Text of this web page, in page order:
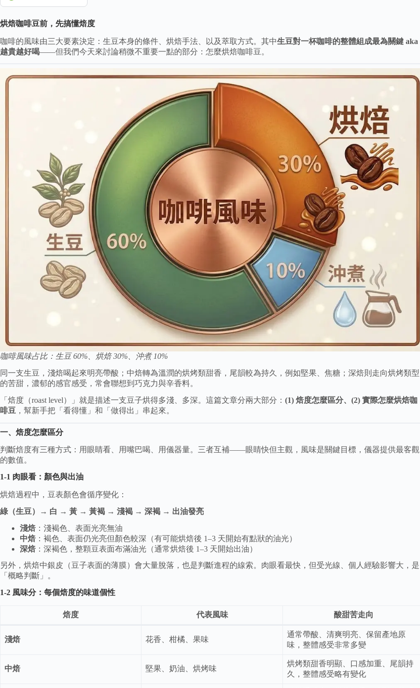
烘焙咖啡豆前，先搞懂焙度
咖啡的風味由三大要素決定：生豆本身的條件、烘焙手法、以及萃取方式。其中生豆對一杯咖啡的整體組成最為關鍵 aka
越貴越好喝——但我們今天來討論稍微不重要一點的部分：怎麼烘焙咖啡豆。
咖啡風味占比：生豆 60%、烘焙 30%、沖煮 10%
同一支生豆，淺焙喝起來明亮帶酸；中焙轉為溫潤的烘烤類甜香，尾韻較為持久，例如堅果、焦糖；深焙則走向烘烤類型
的苦甜，濃郁的感官感受，常會聯想到巧克力與辛香料。
「焙度（roast level）」就是描述一支豆子烘得多淺、多深。這篇文章分兩大部分： (1) 焙度怎麼區分、(2) 實際怎麼烘焙咖
啡豆 ，幫新手把「看得懂」和「做得出」串起來。
一、焙度怎麼區分
判斷焙度有三種方式：用眼睛看、用嘴巴喝、用儀器量。三者互補——眼睛快但主觀，風味是關鍵目標，儀器提供最客觀
的數值。
1-1 肉眼看：顏色與出油
烘焙過程中，豆表顏色會循序變化：
綠（生豆）→ 白 → 黃 → 黃褐 → 淺褐 → 深褐 → 出油發亮
淺焙 ：淺褐色、表面光亮無油
中焙 ：褐色、表面仍光亮但顏色較深（有可能烘焙後 1–3 天開始有點狀的油光）
深焙 ：深褐色，整顆豆表面布滿油光（通常烘焙後 1–3 天開始出油）
另外，烘焙中銀皮（豆子表面的薄膜）會大量脫落，也是判斷進程的線索。肉眼看最快，但受光線、個人經驗影響大，是
「概略判斷」。
1-2 風味分：每個焙度的味道個性
焙度 代表風味 酸甜苦走向
淺焙 花香、柑橘、果味
通常帶酸、清爽明亮、保留產地原
味，整體感受非常多變
中焙 堅果、奶油、烘烤味
烘烤類甜香明顯、口感加重、尾韻持
久，整體感受略有變化